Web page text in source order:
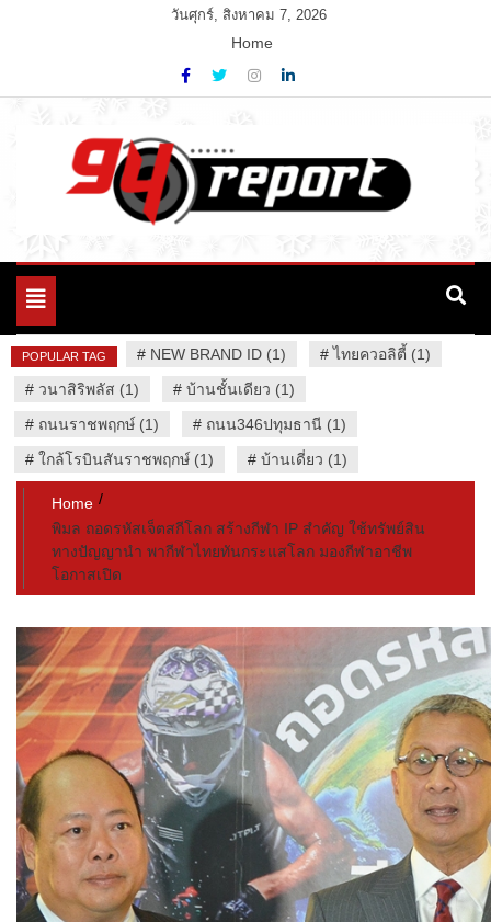
วันศุกร์, สิงหาคม 7, 2026
Home
94 Report.com
Variety News
Toggle
POPULAR TAG # NEW BRAND ID (1) #ไทยควอลิตี้ (1)
# วนาสิริพลัส (1) # บ้านชั้นเดียว (1)
# ถนนราชพฤกษ์ (1) # ถนน346ปทุมธานี (1)
# ใกล้โรบินสันราชพฤกษ์ (1) # บ้านเดี่ยว (1)
Home
พิมล ถอดรหัสเจ็ตสกีโลก สร้างกีฬา IP สำคัญ ใช้ทรัพย์สิน
ทางปัญญานำ พากีฬาไทยทันกระแสโลก มองกีฬาอาชีพ
โอกาสเปิด